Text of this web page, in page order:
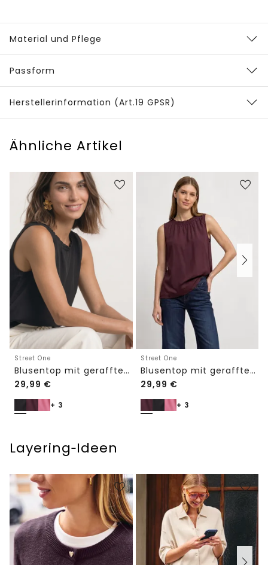
Material und Pflege
Passform
Herstellerinformation (Art.19 GPSR)
Ähnliche Artikel
Street One
Blusentop mit gerafftem Rundhals
29,99 €
+ 3
Street One
Blusentop mit gerafftem Rundhals
29,99 €
+ 3
Layering‑Ideen